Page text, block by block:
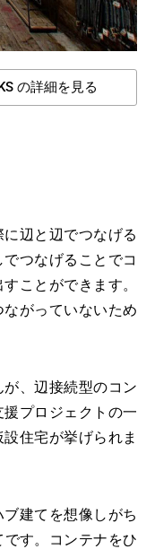
の詳細を見る
辺と辺でつなげる
つなげることでコ
ことができます。
がっていないため
、辺接続型のコン
プロジェクトの一
住宅が挙げられま
建てを想像しがち
す。コンテナをひ